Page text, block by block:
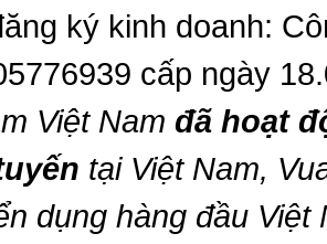
ký kinh doanh:
cấp ngày
Việt Nam đã hoạt
tại Việt Nam,
dụng hàng đầu Việt